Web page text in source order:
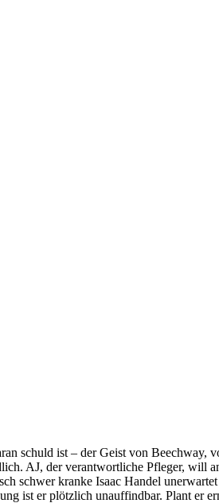
schuld ist – der Geist von Beechway,
AJ, der verantwortliche Pfleger, will
schwer kranke Isaac Handel
ist er plötzlich unauffindbar. Plant er